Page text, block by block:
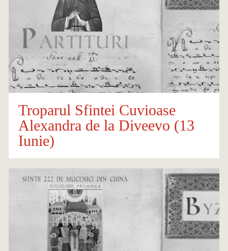
Troparul Sfintei Cuvioase
Alexandra de la Diveevo (13
Iunie)